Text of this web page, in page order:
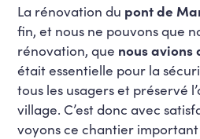
La rénovation du pont de
fin, et nous ne pouvons que
rénovation, que nous avions
était essentielle pour la
tous les usagers et préservé
village. C’est donc avec
voyons ce chantier